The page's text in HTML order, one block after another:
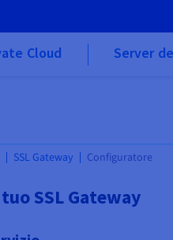
Cloud Server
SSL Gateway Configuratore